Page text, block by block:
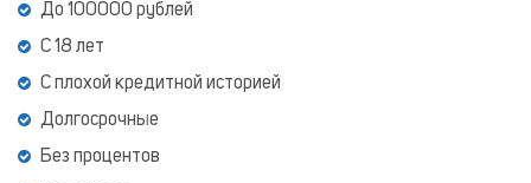
До 100000 рублей
С 18 лет
С плохой кредитной историей
Долгосрочные
Без процентов